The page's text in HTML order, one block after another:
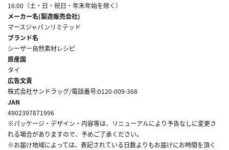
16:00（土・日・祝日・年末年始を除く）
メーカー名(製造販売会社)
マースジャパンリミテッド
ブランド名
シーザー自然素材レシピ
原産国
タイ
広告文責
株式会社サンドラッグ/電話番号:0120-009-368
JAN
4902397871996
※パッケージ・デザイン・内容等は、リニューアルにより予告なしに変更さ
れる場合がありますので、予めご了承ください。
※お届け地域によっては、表記されている日数よりもお届けにお時間を頂く